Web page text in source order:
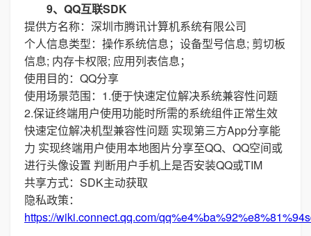
9、QQ互联SDK
提供方名称：深圳市腾讯计算机系统有限公司
个人信息类型：操作系统信息；设备型号信息; 剪切板
信息; 内存卡权限; 应用列表信息；
使用目的：QQ分享
使用场景范围：1.便于快速定位解决系统兼容性问题
2.保证终端用户使用功能时所需的系统组件正常生效
快速定位解决机型兼容性问题 实现第三方App分享能
力 实现终端用户使用本地图片分享至QQ、QQ空间或
进行头像设置 判断用户手机上是否安装QQ或TIM
共享方式：SDK主动获取
隐私政策：
https://wiki.connect.qq.com/